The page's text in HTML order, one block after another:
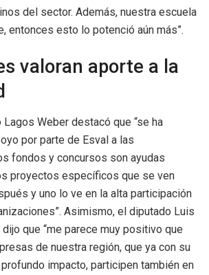
del sector. Además, nuestra escuela
entonces esto lo potenció aún más”.
valoran aporte a la
Lagos Weber destacó que “se ha
por parte de Esval a las
fondos y concursos son ayudas
proyectos específicos que se ven
y uno lo ve en la alta participación
Asimismo, el diputado Luis
que “me parece muy positivo que
de nuestra región, que ya con su
impacto, participen también en